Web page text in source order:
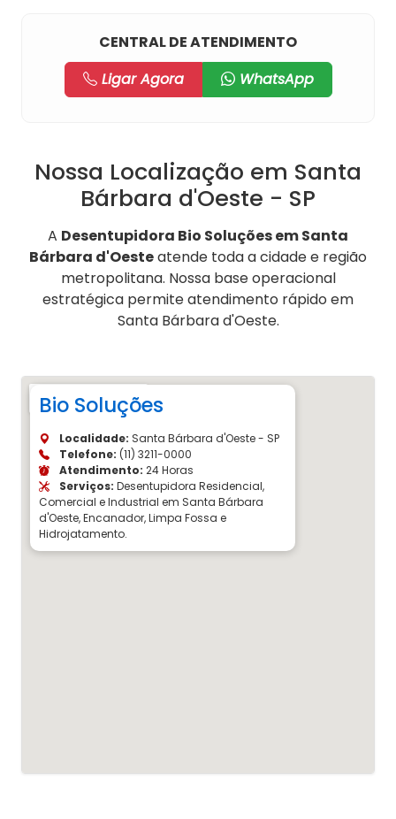
CENTRAL DE ATENDIMENTO
Ligar Agora
WhatsApp
Nossa Localização em Santa
Bárbara d'Oeste - SP
A Desentupidora Bio Soluções em Santa
Bárbara d'Oesteatende toda a cidade e região
metropolitana. Nossa base operacional
estratégica permite atendimento rápido em
Santa Bárbara d'Oeste.
Bio Soluções
Localidade: Santa Bárbara d'Oeste - SP
Telefone: (11) 3211-0000
Atendimento: 24 Horas
Serviços: Desentupidora Residencial,
Comercial e Industrial em Santa Bárbara
d'Oeste, Encanador, Limpa Fossa e
Hidrojatamento.